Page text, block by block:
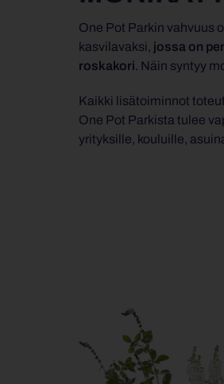
One Pot Parkin vahvuus
kasvilavaksi, jossa on
roskakori. Näin syntyy
Kaikki lisätoiminnot
One Pot Parkista tulee
yrityksille, kouluille,